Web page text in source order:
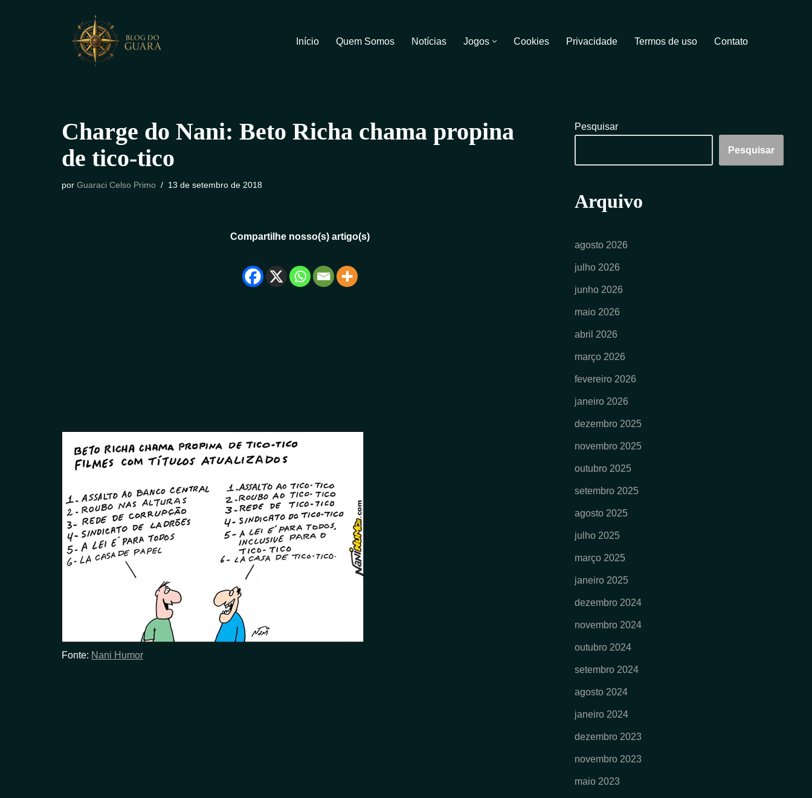
Início Quem Somos Notícias Jogos Cookies Privacidade Termos de uso Contato
Charge do Nani: Beto Richa chama propina
de tico-tico
por Guaraci Celso Primo 13 de setembro de 2018
Compartilhe nosso(s) artigo(s)
Fonte: Nani Humor
Pesquisar
Pesquisar
Arquivo
agosto 2026
julho 2026
junho 2026
maio 2026
abril 2026
março 2026
fevereiro 2026
janeiro 2026
dezembro 2025
novembro 2025
outubro 2025
setembro 2025
agosto 2025
julho 2025
março 2025
janeiro 2025
dezembro 2024
novembro 2024
outubro 2024
setembro 2024
agosto 2024
janeiro 2024
dezembro 2023
novembro 2023
maio 2023